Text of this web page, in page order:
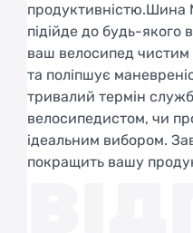
продуктивністю.Шина
підійде до будь-
ваш велосипед чистим
та поліпшує
тривалий термін
велосипедистом, чи
ідеальним вибором.
покращить вашу